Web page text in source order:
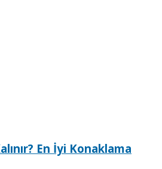
En İyi Konaklama